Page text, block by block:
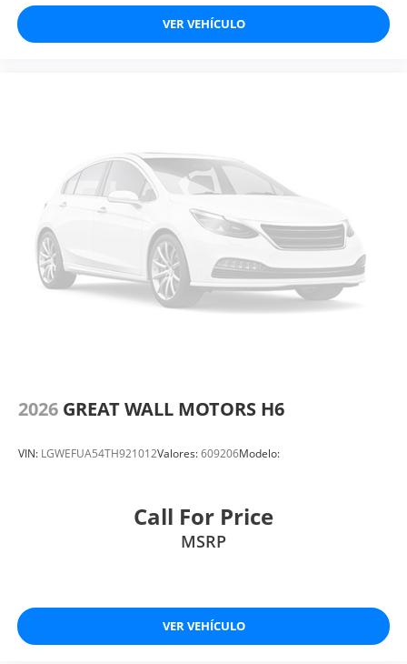
VER VEHÍCULO
2026 GREAT WALL MOTORS H6
VIN: LGWEFUA54TH921012Valores:609206Modelo:
Call For Price
MSRP
VER VEHÍCULO